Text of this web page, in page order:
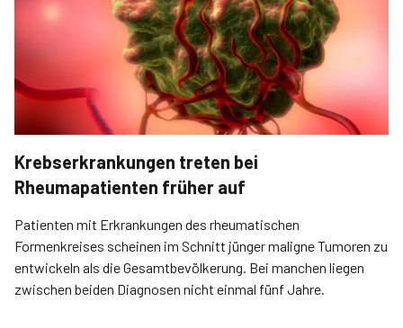
Krebserkrankungen treten bei
Rheumapatienten früher auf
Patienten mit Erkrankungen des rheumatischen
Formenkreises scheinen im Schnitt jünger maligne Tumoren zu
entwickeln als die Gesamtbevölkerung. Bei manchen liegen
zwischen beiden Diagnosen nicht einmal fünf Jahre.